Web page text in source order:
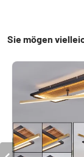
Sie mögen